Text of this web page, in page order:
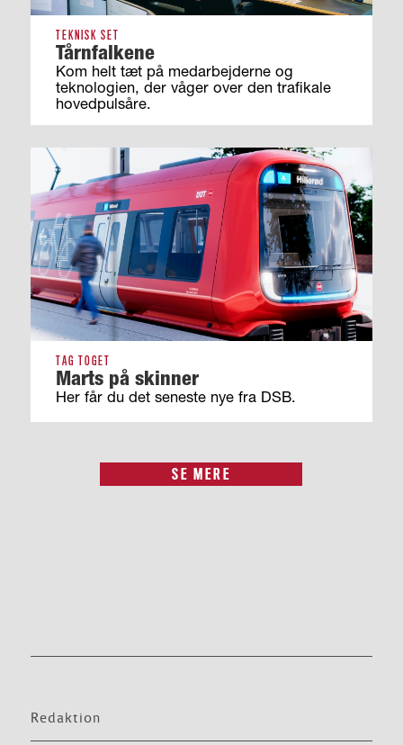
TEKNISK SET
Tårnfalkene
Kom helt tæt på medarbejderne og
teknologien, der våger over den trafikale
hovedpulsåre.
TAG TOGET
Marts på skinner
Her får du det seneste nye fra DSB.
SE MERE
Redaktion